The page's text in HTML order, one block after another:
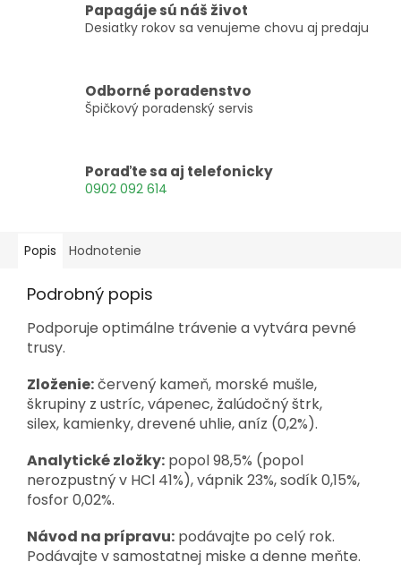
Papagáje sú náš život
Desiatky rokov sa venujeme chovu aj predaju
Odborné poradenstvo
Špičkový poradenský servis
Poraďte sa aj telefonicky
0902 092 614
Popis Hodnotenie
Podrobný popis
Podporuje optimálne trávenie a vytvára pevné
trusy.
Zloženie:červený kameň, morské mušle,
škrupiny z ustríc, vápenec, žalúdočný štrk,
silex, kamienky, drevené uhlie, aníz (0,2%).
Analytické zložky: popol 98,5% (popol
nerozpustný v HCl 41%), vápnik 23%, sodík 0,15%,
fosfor 0,02%.
Návod na prípravu: podávajte po celý rok.
Podávajte v samostatnej miske a denne meňte.